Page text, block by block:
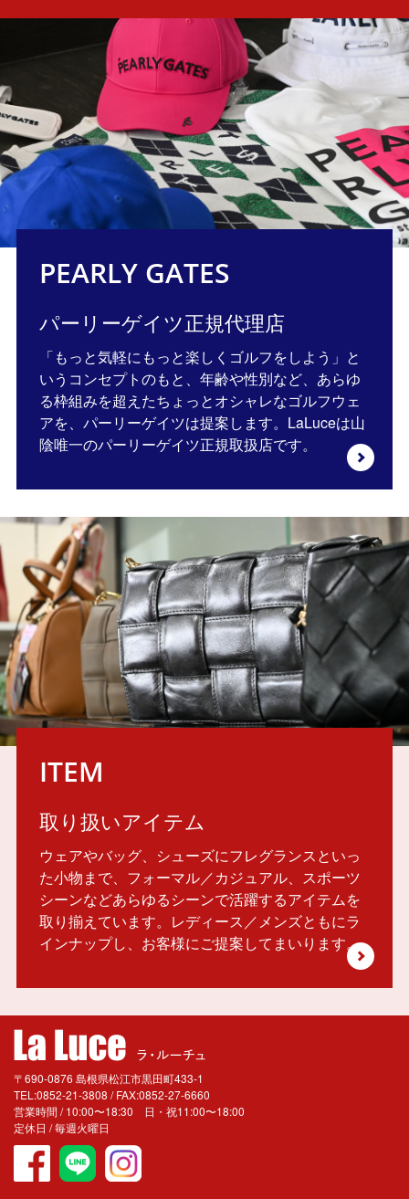
PEARLY GATES
パーリーゲイツ正規代理店
「もっと気軽にもっと楽しくゴルフをしよう」と
いうコンセプトのもと、年齢や性別など、あらゆ
る枠組みを超えたちょっとオシャレなゴルフウェ
アを、パーリーゲイツは提案します。LaLuceは山
陰唯一のパーリーゲイツ正規取扱店です。
ITEM
取り扱いアイテム
ウェアやバッグ、シューズにフレグランスといっ
た小物まで、フォーマル／カジュアル、スポーツ
シーンなどあらゆるシーンで活躍するアイテムを
取り揃えています。レディース／メンズともにラ
インナップし、お客様にご提案してまいります。
〒690-0876 島根県松江市黒田町433-1
TEL:0852-21-3808 / FAX:0852-27-6660
営業時間 / 10:00〜18:30 日・祝11:00〜18:00
定休日 / 毎週火曜日